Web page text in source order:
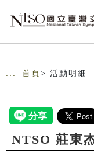
::: 首頁 > 活動明細
NTSO 莊東